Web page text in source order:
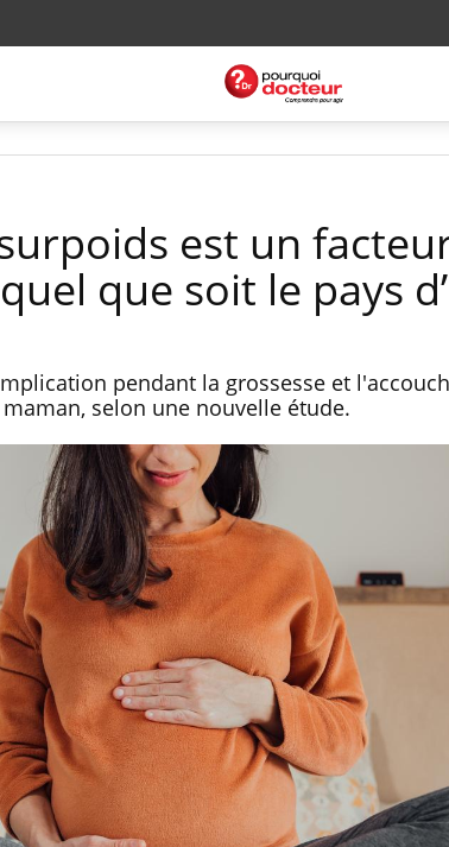
est un
que soit le pays
pendant la grossesse et
selon une nouvelle étude.
Le Viagra pourrait-il
freiner la propagation du
cancer ?
Pourquoi manger moins
de protéines pourrait
finalement être bénéfique